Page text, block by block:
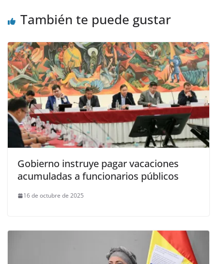
También te puede gustar
Gobierno instruye pagar vacaciones
acumuladas a funcionarios públicos
16 de octubre de 2025